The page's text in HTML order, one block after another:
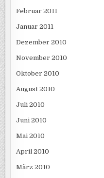
Februar 2011
Januar 2011
Dezember 2010
November 2010
Oktober 2010
August 2010
Juli 2010
Juni 2010
Mai 2010
April 2010
März 2010